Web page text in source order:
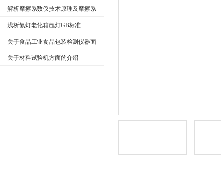
解析摩擦系数仪技术原理及摩擦系
数受影响主要因素
浅析氙灯老化箱氙灯GB标准
（GB/T 32088-2015）测试标准
关于食品工业食品包装检测仪器面
临的新发展及机遇
关于材料试验机方面的介绍